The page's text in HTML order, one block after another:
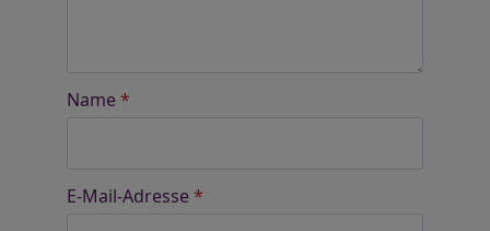
Name *
E-Mail-Adresse *